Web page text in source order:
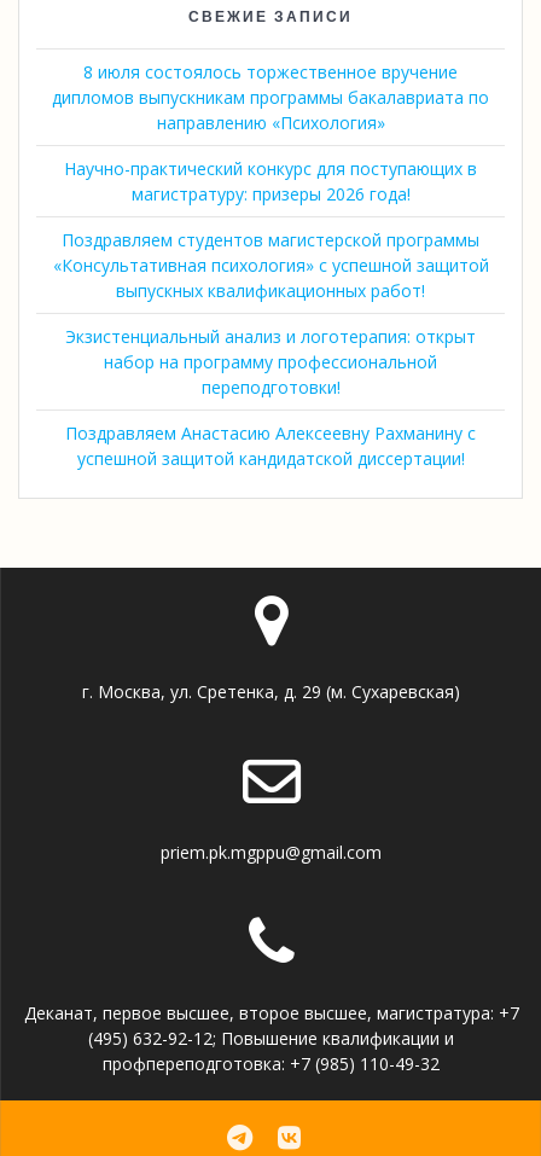
СВЕЖИЕ ЗАПИСИ
8 июля состоялось торжественное вручение
дипломов выпускникам программы бакалавриата по
направлению «Психология»
Научно-практический конкурс для поступающих в
магистратуру: призеры 2026 года!
Поздравляем студентов магистерской программы
«Консультативная психология» с успешной защитой
выпускных квалификационных работ!
Экзистенциальный анализ и логотерапия: открыт
набор на программу профессиональной
переподготовки!
Поздравляем Анастасию Алексеевну Рахманину с
успешной защитой кандидатской диссертации!
г. Москва, ул. Сретенка, д. 29 (м. Сухаревская)
priem.pk.mgppu@gmail.com
Деканат, первое высшее, второе высшее, магистратура: +7
(495) 632-92-12; Повышение квалификации и
профпереподготовка: +7 (985) 110-49-32